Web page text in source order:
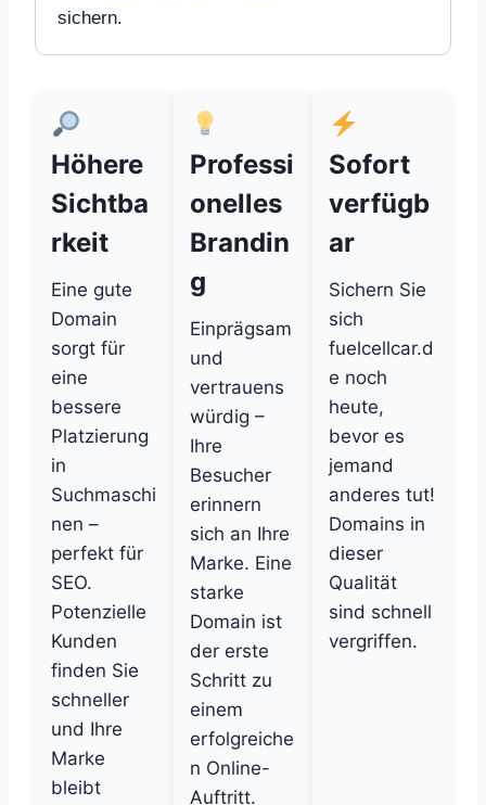
sichern.
Höhere
Sichtba
rkeit
Eine gute
Domain
sorgt für
eine
bessere
Platzierung
in
Suchmaschi
nen –
perfekt für
SEO.
Potenzielle
Kunden
finden Sie
schneller
und Ihre
Marke
bleibt
Professi
onelles
Brandin
g
Einprägsam
und
vertrauens
würdig –
Ihre
Besucher
erinnern
sich an Ihre
Marke. Eine
starke
Domain ist
der erste
Schritt zu
einem
erfolgreiche
n Online-
Auftritt.
Sofort
verfügb
ar
Sichern Sie
sich
fuelcellcar.d
e noch
heute,
bevor es
jemand
anderes tut!
Domains in
dieser
Qualität
sind schnell
vergriffen.